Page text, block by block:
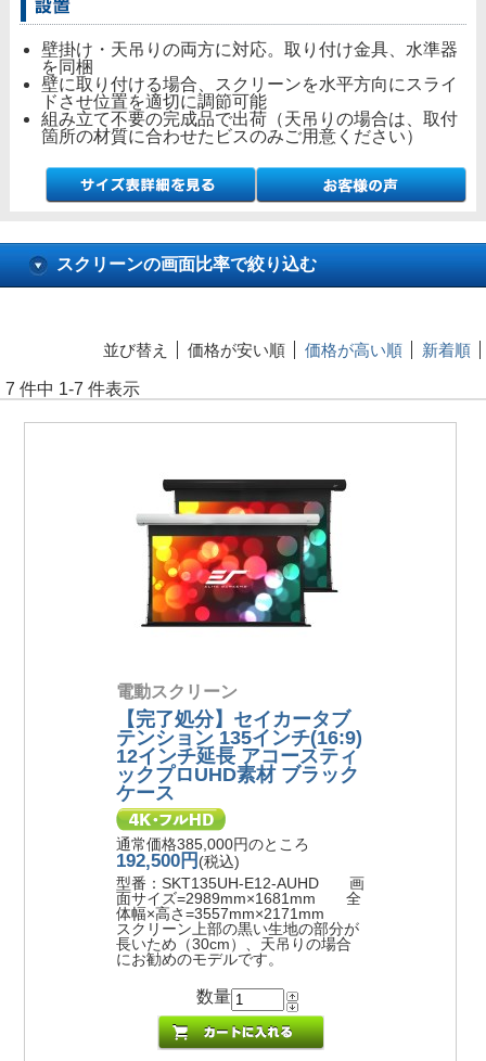
壁掛け・天吊りの両方に対応。取り付け金具、水準器
を同梱
壁に取り付ける場合、スクリーンを水平方向にスライ
ドさせ位置を適切に調節可能
組み立て不要の完成品で出荷（天吊りの場合は、取付
箇所の材質に合わせたビスのみご用意ください）
スクリーンの画面比率で絞り込む
並び替え 価格が安い順 価格が高い順 新着順
7 件中 1-7 件表示
電動スクリーン
【完了処分】セイカータブ
テンション 135インチ(16:9)
12インチ延長 アコースティ
ックプロUHD素材 ブラック
ケース
通常価格385,000円のところ
192,500円 (税込)
型番：SKT135UH-E12-AUHD 画
面サイズ=2989mm×1681mm 全
体幅×高さ=3557mm×2171mm
スクリーン上部の黒い生地の部分が
長いため（30cm）、天吊りの場合
にお勧めのモデルです。
数量